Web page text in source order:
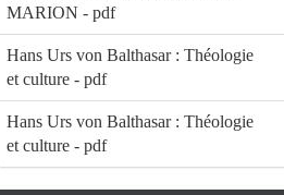
MARION - pdf
Hans Urs von Balthasar : Théologie
et culture - pdf
Hans Urs von Balthasar : Théologie
et culture - pdf